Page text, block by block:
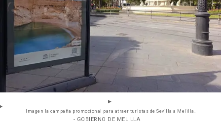
Imagen la campaña promocional para atraer turistas de Sevilla a Melilla.
- GOBIERNO DE MELILLA